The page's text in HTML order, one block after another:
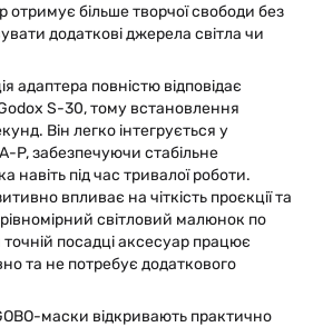
отримує більше творчої свободи без
додаткові джерела світла чи
адаптера повністю відповідає
S-30, тому встановлення
Він легко інтегрується у
P, забезпечуючи стабільне
навіть під час тривалої роботи.
впливає на чіткість проєкції та
світловий малюнок по
посадці аксесуар працює
та не потребує додаткового
маски відкривають практично